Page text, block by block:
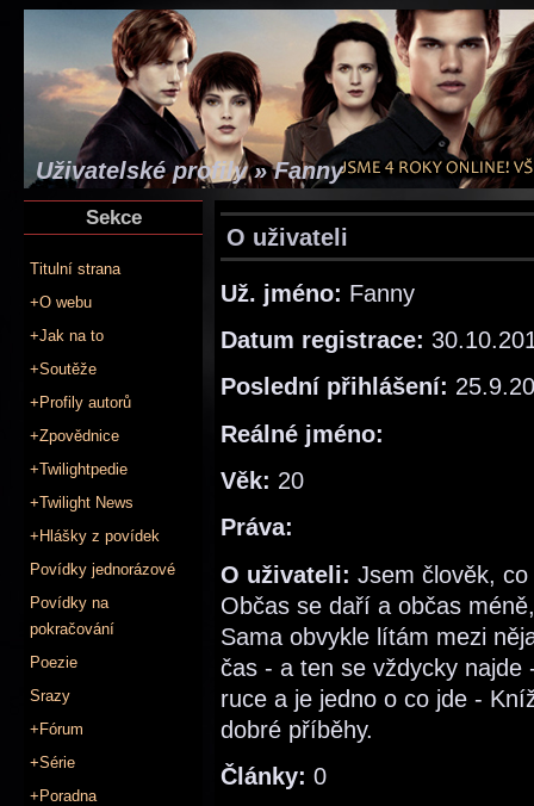
Uživatelské profily » Fanny
Sekce
Titulní strana
+O webu
+Jak na to
+Soutěže
+Profily autorů
+Zpovědnice
+Twilightpedie
+Twilight News
+Hlášky z povídek
Povídky jednorázové
Povídky na
pokračování
Poezie
Srazy
+Fórum
+Série
+Poradna
O uživateli
Už. jméno: Fanny
Datum registrace:
Poslední přihlášení:
Reálné jméno:
Věk: 20
Práva:
O uživateli: Jsem člověk,
Občas se daří a občas
Sama obvykle lítám mezi
čas - a ten se vždycky
ruce a je jedno o co jde -
dobré příběhy.
Články: 0